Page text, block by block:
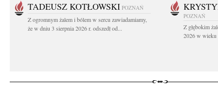
TADEUSZ KOTŁOWSKI POZNAŃ
Z ogromnym żalem i bólem w sercu zawiadamiamy,
że w dniu 3 sierpnia 2026 r. odszedł od...
POZNAŃ
Z głębokim
2026 w wieku